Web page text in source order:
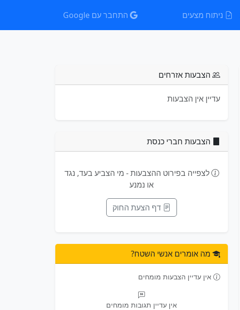
ניתוח מצעים התחבר עם Google
הצבעות אזרחים
עדיין אין הצבעות
הצבעות חברי כנסת
לצפייה בפירוט ההצבעות - מי הצביע בעד, נגד
או נמנע
דף הצעת החוק
מה אומרים אנשי השטח?
אין עדיין הצבעות מומחים
אין עדיין תגובות מומחים